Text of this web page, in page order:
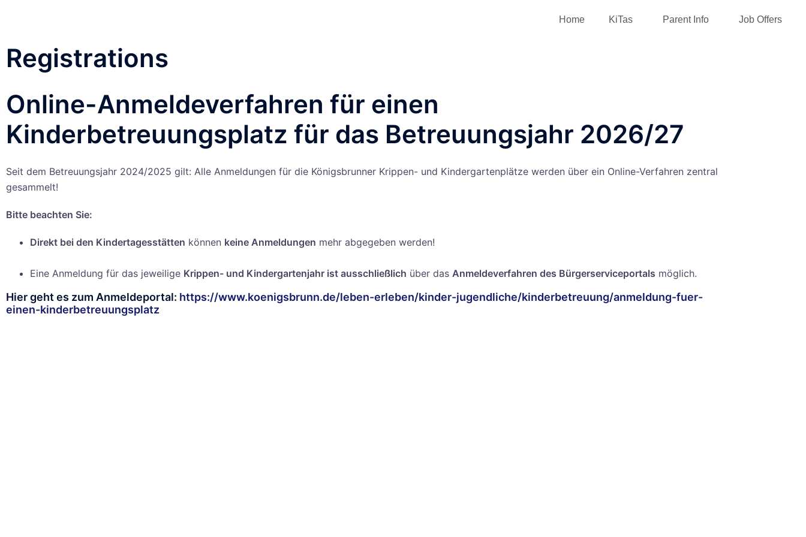
Home KiTas Parent Info Job Offers
Registrations
Online-Anmeldeverfahren für einen
Kinderbetreuungsplatz für das Betreuungsjahr 2026/27
Seit dem Betreuungsjahr 2024/2025 gilt: Alle Anmeldungen für die Königsbrunner Krippen- und Kindergartenplätze werden über ein Online-Verfahren zentral
gesammelt!
Bitte beachten Sie:
Direkt bei den Kindertagesstätten können keine Anmeldungen mehr abgegeben werden!
Eine Anmeldung für das jeweilige Krippen- und Kindergartenjahr ist ausschließlich über das Anmeldeverfahren des Bürgerserviceportals möglich.
Hier geht es zum Anmeldeportal: https://www.koenigsbrunn.de/leben-erleben/kinder-jugendliche/kinderbetreuung/anmeldung-fuer-
einen-kinderbetreuungsplatz